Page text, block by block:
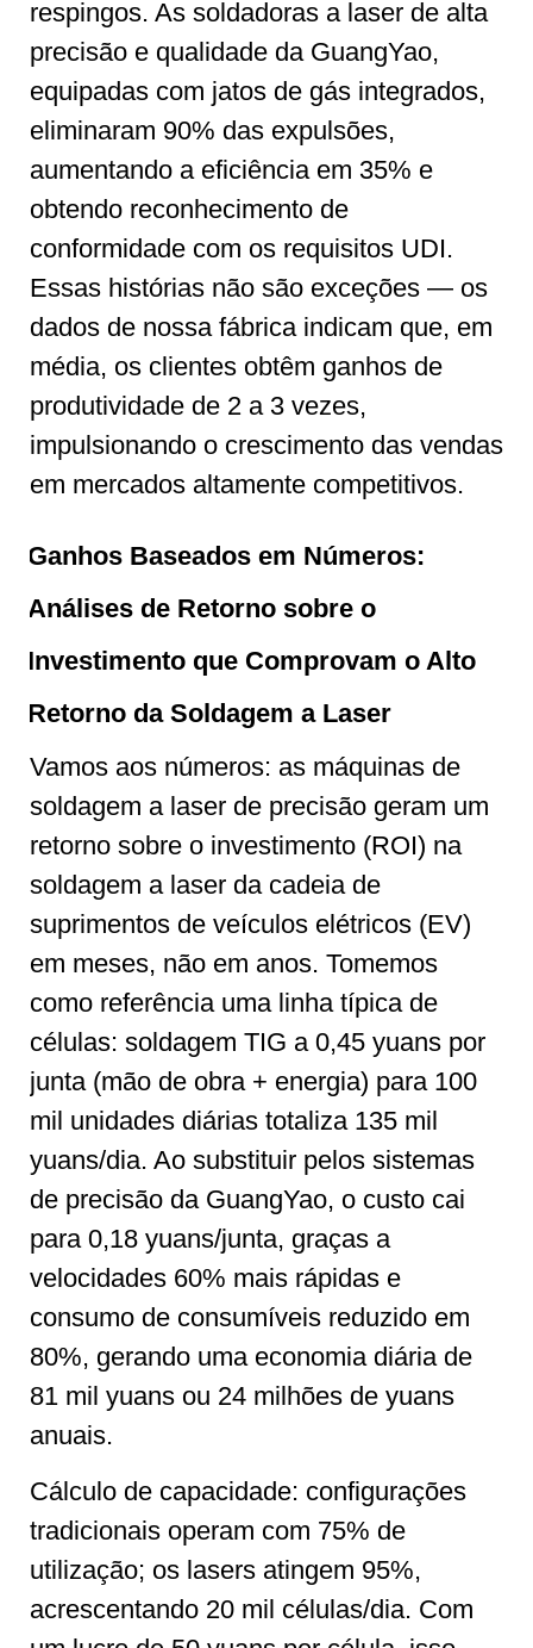
respingos. As soldadoras a laser de alta
precisão e qualidade da GuangYao,
equipadas com jatos de gás integrados,
eliminaram 90% das expulsões,
aumentando a eficiência em 35% e
obtendo reconhecimento de
conformidade com os requisitos UDI.
Essas histórias não são exceções — os
dados de nossa fábrica indicam que, em
média, os clientes obtêm ganhos de
produtividade de 2 a 3 vezes,
impulsionando o crescimento das vendas
em mercados altamente competitivos.
Ganhos Baseados em Números:
Análises de Retorno sobre o
Investimento que Comprovam o Alto
Retorno da Soldagem a Laser
Vamos aos números: as máquinas de
soldagem a laser de precisão geram um
retorno sobre o investimento (ROI) na
soldagem a laser da cadeia de
suprimentos de veículos elétricos (EV)
em meses, não em anos. Tomemos
como referência uma linha típica de
células: soldagem TIG a 0,45 yuans por
junta (mão de obra + energia) para 100
mil unidades diárias totaliza 135 mil
yuans/dia. Ao substituir pelos sistemas
de precisão da GuangYao, o custo cai
para 0,18 yuans/junta, graças a
velocidades 60% mais rápidas e
consumo de consumíveis reduzido em
80%, gerando uma economia diária de
81 mil yuans ou 24 milhões de yuans
anuais.
Cálculo de capacidade: configurações
tradicionais operam com 75% de
utilização; os lasers atingem 95%,
acrescentando 20 mil células/dia. Com